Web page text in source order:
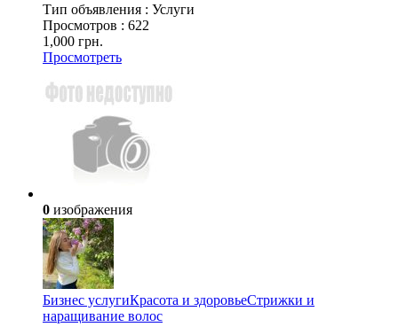
Тип объявления : Услуги
Просмотров : 622
1,000 грн.
Просмотреть
0 изображения
Бизнес услугиКрасота и здоровьеСтрижки и
наращивание волос